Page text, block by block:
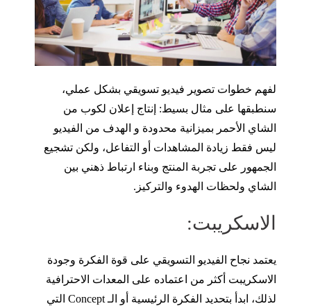
لفهم خطوات تصوير فيديو تسويقي بشكل عملي،
سنطبقها على مثال بسيط: إنتاج إعلان لكوب من
الشاي الأحمر بميزانية محدودة و الهدف من الفيديو
ليس فقط زيادة المشاهدات أو التفاعل، ولكن تشجيع
الجمهور على تجربة المنتج وبناء ارتباط ذهني بين
الشاي ولحظات الهدوء والتركيز.
الاسكريبت:
يعتمد نجاح الفيديو التسويقي على قوة الفكرة وجودة
الاسكريبت أكثر من اعتماده على المعدات الاحترافية
لذلك، ابدأ بتحديد الفكرة الرئيسية أو الـ Concept التي